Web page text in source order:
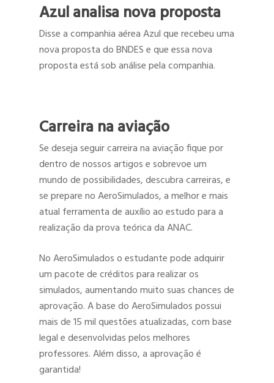
Azul analisa nova proposta
Disse a companhia aérea Azul que recebeu uma
nova proposta do BNDES e que essa nova
proposta está sob análise pela companhia.
Carreira na aviação
Se deseja seguir carreira na aviação fique por
dentro de nossos artigos e sobrevoe um
mundo de possibilidades, descubra carreiras, e
se prepare no AeroSimulados, a melhor e mais
atual ferramenta de auxílio ao estudo para a
realização da prova teórica da ANAC.
No AeroSimulados o estudante pode adquirir
um pacote de créditos para realizar os
simulados, aumentando muito suas chances de
aprovação. A base do AeroSimulados possui
mais de 15 mil questões atualizadas, com base
legal e desenvolvidas pelos melhores
professores. Além disso, a aprovação é
garantida!